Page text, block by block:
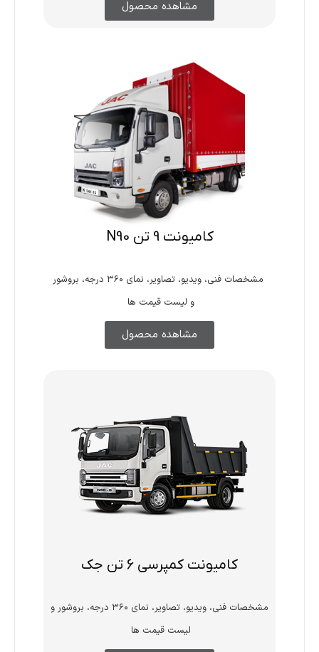
مشاهده محصول
کامیونت 9 تن N90
مشخصات فنی، ویدیو، تصاویر، نمای ۳۶۰ درجه، بروشور
و لیست قیمت ها
مشاهده محصول
کامیونت کمپرسی 6 تن جک
مشخصات فنی، ویدیو، تصاویر، نمای ۳۶۰ درجه، بروشور و
لیست قیمت ها